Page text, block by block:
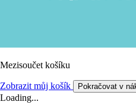
Mezisoučet košíku
Zobrazit můj košík Pokračovat v
Loading...